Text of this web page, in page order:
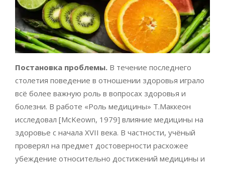
Постановка проблемы. В течение последнего
столетия поведение в отношении здоровья играло
всё более важную роль в вопросах здоровья и
болезни. В работе «Роль медицины» Т.Маккеон
исследовал [McKeown, 1979] влияние медицины на
здоровье с начала XVII века. В частности, учёный
проверял на предмет достоверности расхожее
убеждение относительно достижений медицины и